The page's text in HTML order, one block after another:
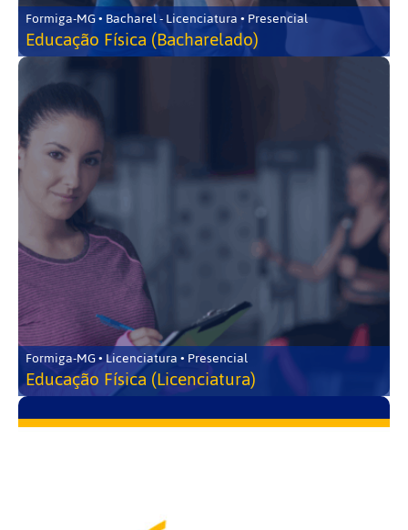
Formiga-MG • Bacharel - Licenciatura • Presencial
Educação Física (Bacharelado)
Formiga-MG • Licenciatura • Presencial
Educação Física (Licenciatura)